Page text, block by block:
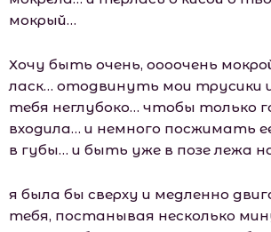
мокрый…
Хочу быть очень, оооочень
ласк… отодвинуть мои трусики
тебя неглубоко… чтобы только
входила… и немного посжимать
в губы… и быть уже в позе лежа
я была бы сверху и медленно
тебя, постанывая несколько